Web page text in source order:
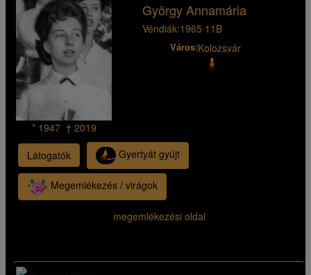
* 1947 † 2019
György Annamária
Véndiák:1965 11B
Város:Kolozsvár
Látogatók Gyertyát gyújt
Megemlékezés / virágok
megemlékezési oldal